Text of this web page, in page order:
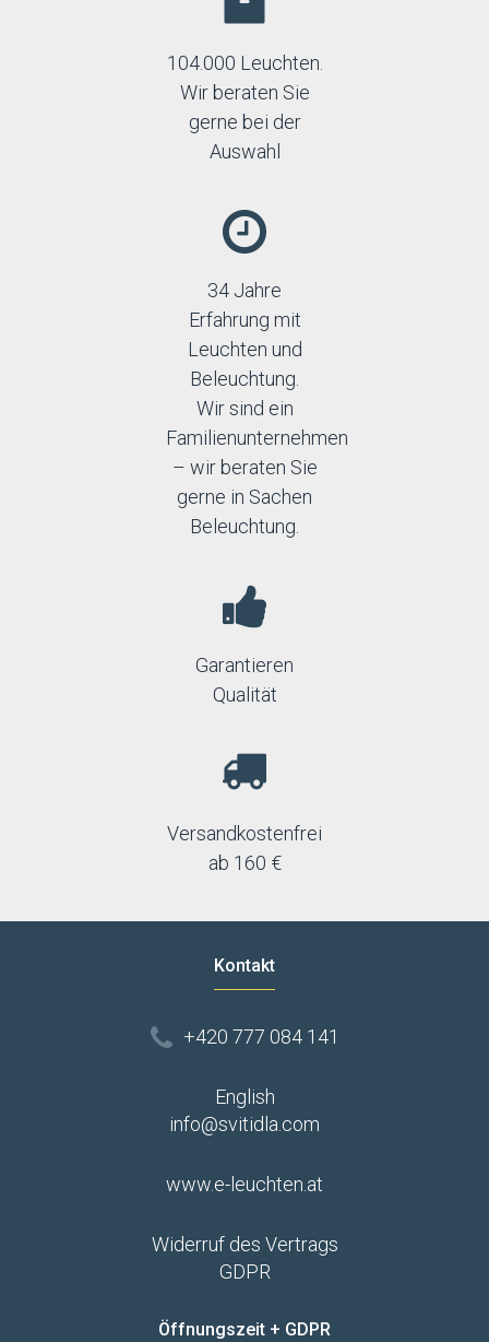
104.000 Leuchten.
Wir beraten Sie
gerne bei der
Auswahl
34 Jahre
Erfahrung mit
Leuchten und
Beleuchtung.
Wir sind ein
Familienunternehmen
– wir beraten Sie
gerne in Sachen
Beleuchtung.
Garantieren
Qualität
Versandkostenfrei
ab 160 €
Kontakt
+420 777 084 141
English
info@svitidla.com
www.e-leuchten.at
Widerruf des Vertrags
GDPR
Öffnungszeit + GDPR